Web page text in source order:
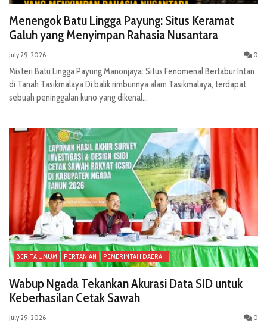
Menengok Batu Lingga Payung: Situs Keramat
Galuh yang Menyimpan Rahasia Nusantara
July 29, 2026 0
Misteri Batu Lingga Payung Manonjaya: Situs Fenomenal Bertabur Intan
di Tanah Tasikmalaya Di balik rimbunnya alam Tasikmalaya, terdapat
sebuah peninggalan kuno yang dikenal...
BERITA UMUM PERTANIAN PEMERINTAH DAERAH
Wabup Ngada Tekankan Akurasi Data SID untuk
Keberhasilan Cetak Sawah
July 29, 2026 0